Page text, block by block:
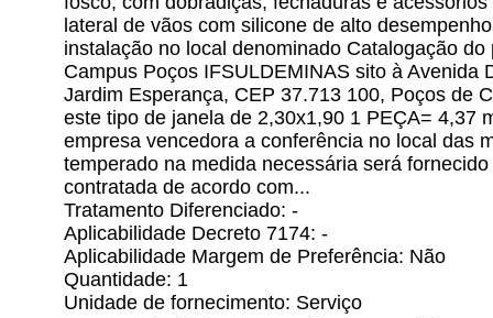
lateral de vãos com silicone de alto
instalação no local denominado Catalogação
Campus Poços IFSULDEMINAS sito à Avenida
Jardim Esperança, CEP 37.713 100, Poços de
este tipo de janela de 2,30x1,90 1 PEÇA= 4,37
empresa vencedora a conferência no local das
temperado na medida necessária será
contratada de acordo com...
Tratamento Diferenciado: -
Aplicabilidade Decreto 7174: -
Aplicabilidade Margem de Preferência: Não
Quantidade: 1
Unidade de fornecimento: Serviço